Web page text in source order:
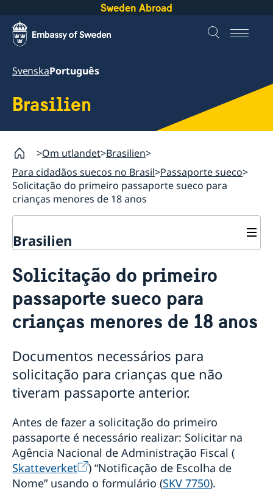
Sweden Abroad
SvenskaPortuguês
Brasilien
Om utlandet Brasilien
Para cidadãos suecos no Brasil Passaporte sueco
Solicitação do primeiro passaporte sueco para
crianças menores de 18 anos
Brasilien
Passaporte sueco
Renovação de passaporte para adultos
Renovação de passaporte sueco para menores de 18
anos
crianças menores de 18 anos
Passaporte de emergência
Carterinha de Identidade Nacional
Número de coordenação
Tradutores
Prova de vida
Apostila de Haia
Solicitação do primeiro
passaporte sueco para
crianças menores de 18 anos
Documentos necessários para
solicitação para crianças que não
tiveram passaporte anterior.
Antes de fazer a solicitação do primeiro
passaporte é necessário realizar: Solicitar na
Agência Nacional de Administração Fiscal (
Skatteverket
) “Notificação de Escolha de
Nome” usando o formulário (SKV 7750).